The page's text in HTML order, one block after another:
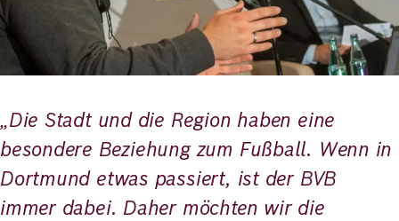
„Die Stadt und die Region haben eine
besondere Beziehung zum Fußball. Wenn in
Dortmund etwas passiert, ist der BVB
immer dabei. Daher möchten wir die